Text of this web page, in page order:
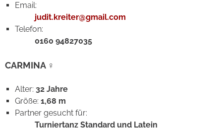
Email:
judit.kreiter@gmail.com
Telefon:
0160 94827035
CARMINA ♀
Alter: 32 Jahre
Größe: 1,68 m
Partner gesucht für:
Turniertanz Standard und Latein